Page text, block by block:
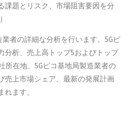
課題とリスク、市場阻害要因を分
者の詳細な分析を行います。5Gピ
分析、売上高トップ5およびトップ
所在地、5Gピコ基地局製造業者の
売上市場シェア、最新の発展計画
ます。